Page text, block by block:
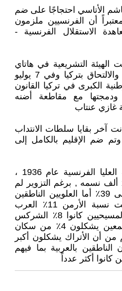
الأتاسي احتجاجًا على ضم
أن الفرنسيين ملزمون
الاستقلال الفرنسية -
1939 ، صوتت الهيئة التشريعية في هاتاي
على إلغاء جمهورية هاتاي والالتحاق بتركيا وفي 7 يوليو
الكبرى في تركيا القانون
ودمجتها مع مقاطعة أضنه
عنتاب
يوليو 1939 ، كانت آخر بقايا سلطات الانتداب
ضم الإقليم بالكامل إلى
ووفقًا لتقديرات المفوضية العليا الفرنسية عام 1936 ،
كان عدد السكان يبلغ 220 ألف نسمه , برغم التزوير لم
تزد نسبة الإتراك فيهم على 39٪ أما العلويين الناطقين
بالعربيه فكانوا 28٪ وبلغت نسبة الأرمن 11٪ العرب
السنه كانوا 10٪ العرب المسيحيين كانوا 8٪ الشركس
واليهود والأكراد كانوا مجتمعين يشكلون 4٪ من سكان
من أن الأتراك يشكلون أكبر
الناطقين بالعربية بما فيهم
كانوا أكثر عدداً